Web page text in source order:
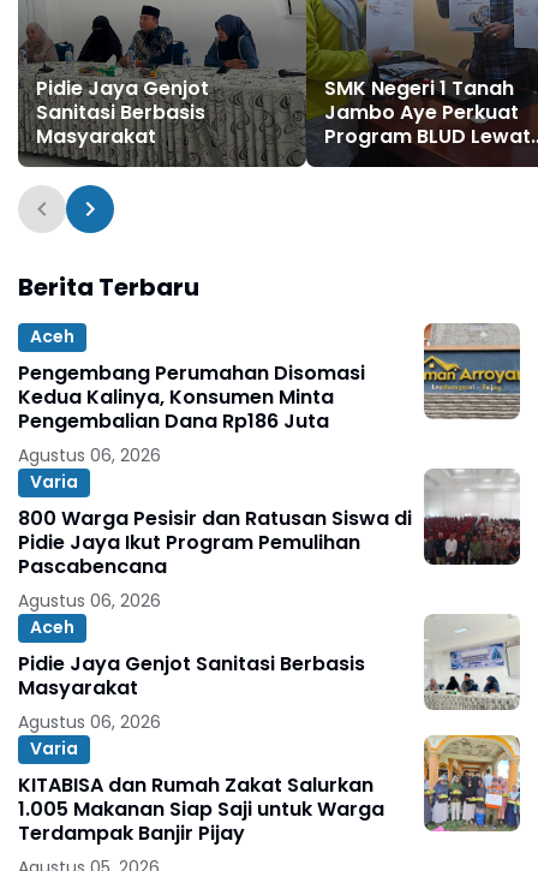
Pidie Jaya Genjot
Sanitasi Berbasis
Masyarakat
SMK Negeri 1 Tanah
Jambo Aye Perkuat
Program BLUD Lewat
Sinergi Antarsekolah
Berita Terbaru
Aceh
Pengembang Perumahan Disomasi
Kedua Kalinya, Konsumen Minta
Pengembalian Dana Rp186 Juta
Agustus 06, 2026
Varia
800 Warga Pesisir dan Ratusan Siswa di
Pidie Jaya Ikut Program Pemulihan
Pascabencana
Agustus 06, 2026
Aceh
Pidie Jaya Genjot Sanitasi Berbasis
Masyarakat
Agustus 06, 2026
Varia
KITABISA dan Rumah Zakat Salurkan
1.005 Makanan Siap Saji untuk Warga
Terdampak Banjir Pijay